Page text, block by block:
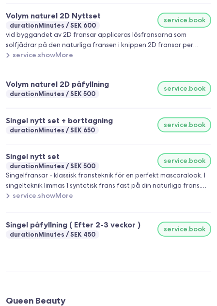
Volym naturel 2D Nyttset
durationMinutes SEK 600
service.book
vid byggandet av 2D fransar appliceras lösfransarna som
solfjädrar på den naturliga fransen i knippen 2D fransar per
solfjäder med naturel 2D får man naturligt resultat.
service.showMore
Volym naturel 2D påfyllning
durationMinutes SEK 500
service.book
Singel nytt set + borttagning
durationMinutes SEK 650
service.book
Singel nytt set
durationMinutes SEK 500
service.book
Singelfransar - klassisk fransteknik för en perfekt mascaralook. I
singelteknik limmas 1 syntetisk frans fast på din naturliga frans.
Eftersom 1 singelfrans fästes på 1 naturlig frans är resultatet
Singelfransar rätt för dig. Tänk på inför din fransbehandling: *
Tvätta fransarna noga med fransrengöring innan du kommer till
service.showMore
Singel påfyllning ( Efter 2-3 veckor )
durationMinutes SEK 450
service.book
Queen Beauty